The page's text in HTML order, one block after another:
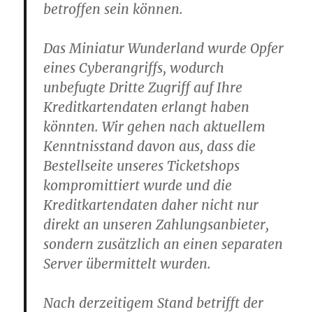
betroffen sein können.
Das Miniatur Wunderland wurde Opfer
eines Cyberangriffs, wodurch
unbefugte Dritte Zugriff auf Ihre
Kreditkartendaten erlangt haben
könnten. Wir gehen nach aktuellem
Kenntnisstand davon aus, dass die
Bestellseite unseres Ticketshops
kompromittiert wurde und die
Kreditkartendaten daher nicht nur
direkt an unseren Zahlungsanbieter,
sondern zusätzlich an einen separaten
Server übermittelt wurden.
Nach derzeitigem Stand betrifft der